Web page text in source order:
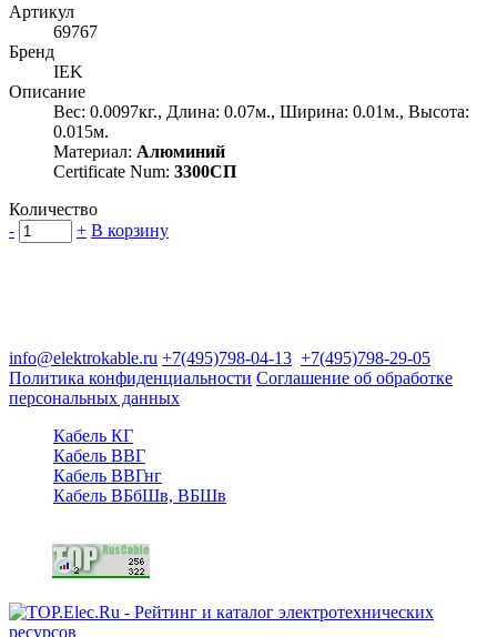
Артикул
69767
Бренд
IEK
Описание
Вес: 0.0097кг., Длина: 0.07м., Ширина: 0.01м., Высота:
0.015м.
Материал: Алюминий
Certificate Num: 3300СП
Количество
-
+ В корзину
info@elektrokable.ru +7(495)798-04-13 +7(495)798-29-05
Политика конфиденциальности Соглашение об обработке
персональных данных
Кабель КГ
Кабель ВВГ
Кабель ВВГнг
Кабель ВБбШв, ВБШв